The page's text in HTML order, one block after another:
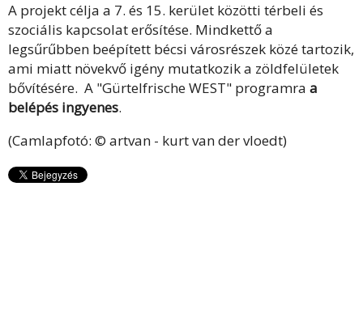
A projekt célja a 7. és 15. kerület közötti térbeli és
szociális kapcsolat erősítése. Mindkettő a
legsűrűbben beépített bécsi városrészek közé tartozik,
ami miatt növekvő igény mutatkozik a zöldfelületek
bővítésére. A "Gürtelfrische WEST" programra a
belépés ingyenes.
(Camlapfotó: © artvan - kurt van der vloedt)